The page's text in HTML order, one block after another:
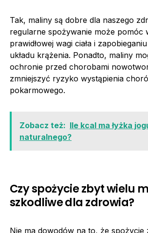
Tak, maliny są dobre dla naszego
regularne spożywanie może pomóc
prawidłowej wagi ciała i
układu krążenia. Ponadto, maliny
ochronie przed chorobami
zmniejszyć ryzyko wystąpienia
pokarmowego.
Zobacz też: Ile kcal ma łyżka
naturalnego?
Czy spożycie zbyt wielu
szkodliwe dla zdrowia?
Nie ma dowodów na to, że spożycie